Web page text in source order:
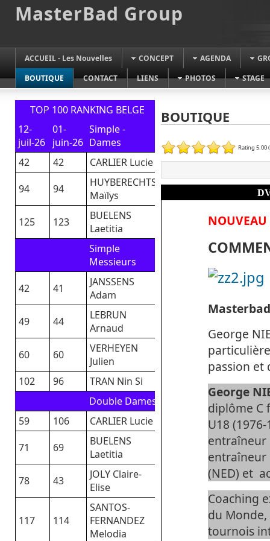
MasterBad Group
ACCUEIL - Les Nouvelles CONCEPT AGENDA
BOUTIQUE
CONTACT LIENS PHOTOS STAGE
BOUTIQUE
Rating 5.00
George
passion et
George
diplôme C
U18
entraîneur
entraîneur
(NED) et
Coaching
du
tournois
TOP 100 RANKING BELGE
12-
juil-26
01-
juin-26
Simple -
Dames
42
42
CARLIER Lucie
94
94
HUYBERECHTS
Maïlys
125
123
BUELENS
Laetitia
Simple
Messieurs
42
41
JANSSENS
Adam
49
44
LEBRUN
Arnaud
60
60
VERHEYEN
Julien
102
96
TRAN Nin Si
Double Dames
59
106
CARLIER Lucie
71
69
BUELENS
Laetitia
78
43
JOLY Claire-
Elise
117 114
SANTOS-
FERNANDEZ
Melodia